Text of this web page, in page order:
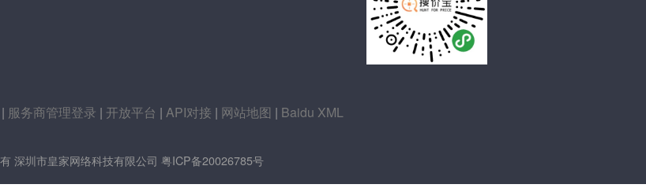
| 服务商管理登录 | 开放平台 | API对接 | 网站地图 | Baidu XML
深圳市皇家网络科技有限公司 粤ICP备20026785号